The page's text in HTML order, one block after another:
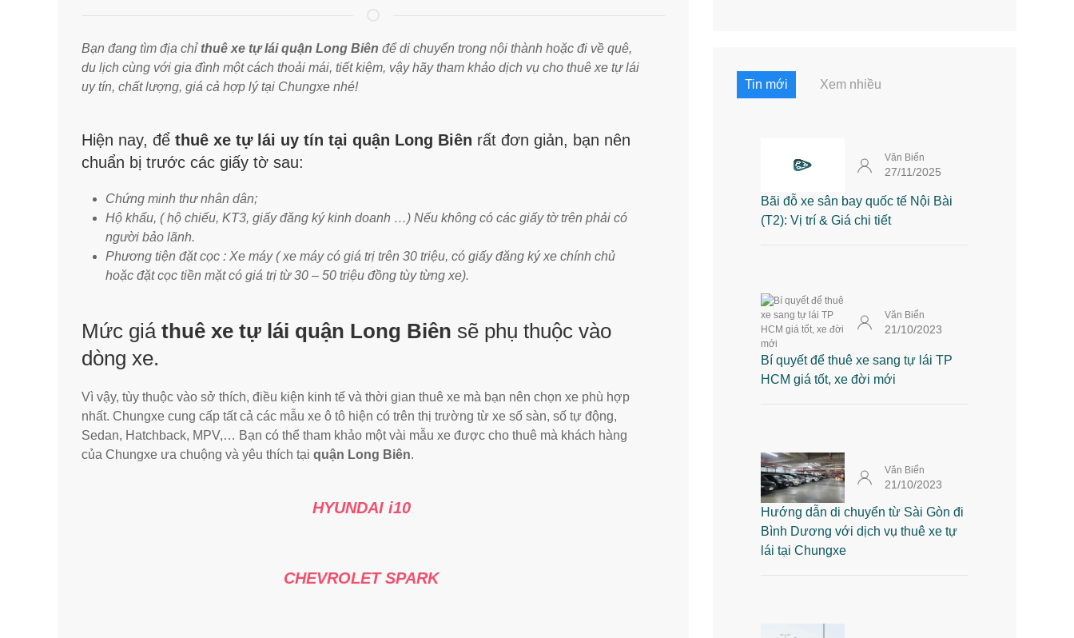
Bạn đang tìm địa chỉ thuê xe tự lái quận Long Biên để di chuyển trong nội thành hoặc đi về quê,
du lịch cùng với gia đình một cách thoải mái, tiết kiệm, vậy hãy tham khảo dịch vụ cho thuê xe tự lái
uy tín, chất lượng, giá cả hợp lý tại Chungxe nhé!
Hiện nay, để thuê xe tự lái uy tín tại quận Long Biên rất đơn giản, bạn nên
chuẩn bị trước các giấy tờ sau:
Chứng minh thư nhân dân;
Hộ khẩu, ( hộ chiếu, KT3, giấy đăng ký kinh doanh …) Nếu không có các giấy tờ trên phải có
người bảo lãnh.
Phương tiện đặt cọc : Xe máy ( xe máy có giá trị trên 30 triệu, có giấy đăng ký xe chính chủ
hoặc đặt cọc tiền mặt có giá trị từ 30 – 50 triệu đồng tùy từng xe).
Mức giá thuê xe tự lái quận Long Biên sẽ phụ thuộc vào
dòng xe.
Vì vậy, tùy thuộc vào sở thích, điều kiện kinh tế và thời gian thuê xe mà bạn nên chọn xe phù hợp
nhất. Chungxe cung cấp tất cả các mẫu xe ô tô hiện có trên thị trường từ xe số sàn, số tự động,
Sedan, Hatchback, MPV,… Bạn có thể tham khảo một vài mẫu xe được cho thuê mà khách hàng
của Chungxe ưa chuộng và yêu thích tại quận Long Biên.
HYUNDAI i10
CHEVROLET SPARK
Tin mới Xem nhiều
Văn Biển
27/11/2025
Bãi đỗ xe sân bay quốc tế Nội Bài
(T2): Vị trí & Giá chi tiết
Văn Biển
21/10/2023
Bí quyết để thuê xe sang tự lái TP
HCM giá tốt, xe đời mới
Văn Biển
21/10/2023
Hướng dẫn di chuyển từ Sài Gòn đi
Bình Dương với dịch vụ thuê xe tự
lái tại Chungxe